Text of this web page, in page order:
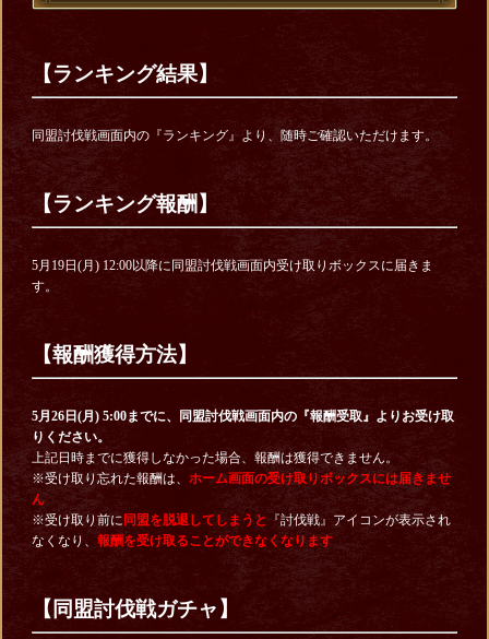
【ランキング結果】
同盟討伐戦画面内の『ランキング』より、随時ご確認いただけます。
【ランキング報酬】
5月19日(月) 12:00以降に同盟討伐戦画面内受け取りボックスに届きま
す。
【報酬獲得方法】
5月26日(月) 5:00までに、同盟討伐戦画面内の『報酬受取』よりお受け取
りください。
上記日時までに獲得しなかった場合、報酬は獲得できません。
※受け取り忘れた報酬は、 ホーム画面の受け取りボックスには届きませ
ん
※受け取り前に 同盟を脱退してしまうと
『討伐戦』アイコンが表示され
なくなり、 報酬を受け取ることができなくなります
【同盟討伐戦ガチャ】